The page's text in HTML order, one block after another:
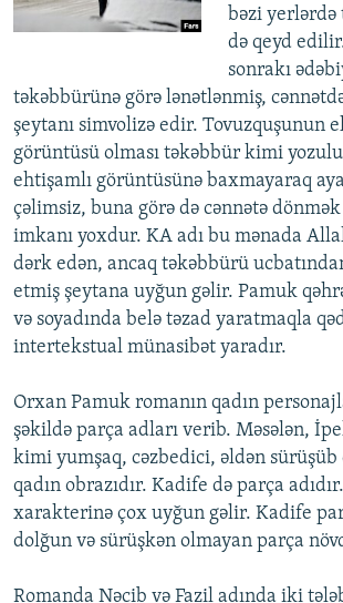
bəzi
də qeyd
sonrakı
təkəbbürünə görə lənətlənmiş,
şeytanı simvolizə edir. Tovuzquşunun
görüntüsü olması təkəbbür kimi
ehtişamlı görüntüsünə baxmayaraq
çəlimsiz, buna görə də cənnətə
imkanı yoxdur. KA adı bu mənada
dərk edən, ancaq təkəbbürü
etmiş şeytana uyğun gəlir. Pamuk
və soyadında belə təzad yaratmaqla
intertekstual münasibət yaradır.
Orxan Pamuk romanın qadın
şəkildə parça adları verib. Məsələn,
kimi yumşaq, cəzbedici, əldən sürüşüb
qadın obrazıdır. Kadife də parça
xarakterinə çox uyğun gəlir. Kadife
dolğun və sürüşkən olmayan parça
Romanda Nəcib və Fazil adında iki